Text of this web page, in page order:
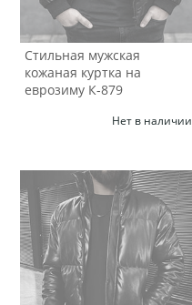
Стильная мужская
кожаная куртка на
еврозиму К-879
Нет в наличии